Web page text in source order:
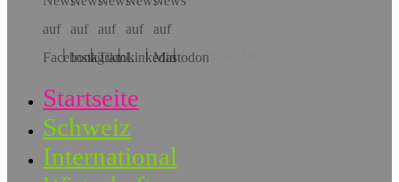
Hol dir die App!
Startseite
Schweiz
International